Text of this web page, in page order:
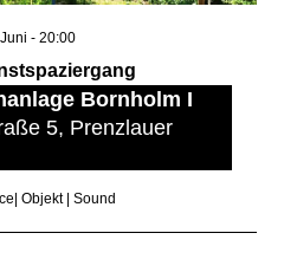
- 20:00
Bornholm I
5, Prenzlauer
Objekt | Sound